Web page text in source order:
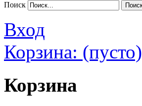
Поиск
Вход
Корзина: (пусто)
Корзина